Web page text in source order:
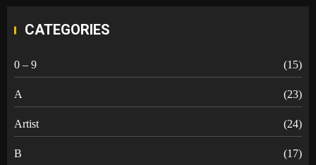
CATEGORIES
0 – 9 (15)
A (23)
Artist (24)
B (17)